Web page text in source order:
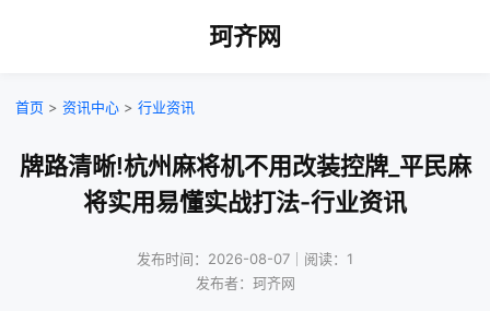
珂齐网
首页 > 资讯中心 > 行业资讯
牌路清晰!杭州麻将机不用改装控牌_平民麻
将实用易懂实战打法-行业资讯
发布时间：2026-08-07｜阅读：1
发布者：珂齐网